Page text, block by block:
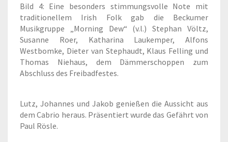
Bild 4: Eine besonders stimmungsvolle Note mit
traditionellem Irish Folk gab die Beckumer
Musikgruppe „Morning Dew“ (v.l.) Stephan Völtz,
Susanne Roer, Katharina Laukemper, Alfons
Westbomke, Dieter van Stephaudt, Klaus Felling und
Thomas Niehaus, dem Dämmerschoppen zum
Abschluss des Freibadfestes.
Lutz, Johannes und Jakob genießen die Aussicht aus
dem Cabrio heraus. Präsentiert wurde das Gefährt von
Paul Rösle.